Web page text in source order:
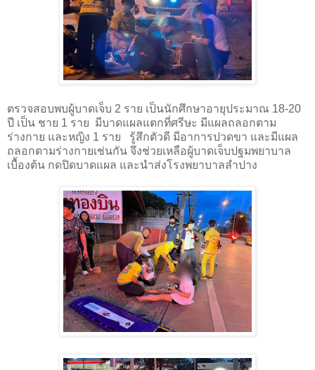
ตรวจสอบพบผู้บาดเจ็บ 2 ราย เป็นนักศึกษาอายุประมาณ 18-20
ปี เป็น ชาย 1 ราย มีบาดแผลแตกที่ศรีษะ มีแผลถลอกตาม
ร่างกาย และหญิง 1 ราย รู้สึกตัวดี มีอาการปวดขา และมีแผล
ถลอกตามร่างกายเช่นกัน จึงช่วยเหลือผู้บาดเจ็บปฐมพยาบาล
เบื้องต้น กดปิดบาดแผล และนำส่งโรงพยาบาลลำปาง